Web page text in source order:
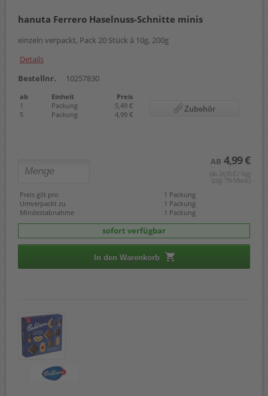
hanuta Ferrero Haselnuss-Schnitte minis
einzeln verpackt, Pack 20 Stück à 10g, 200g
Details
Bestellnr.
10257830
ab Einheit
Preis
1
Packung
5,49 €
5
Packung 4,99 €
Zubehör
AB 4,99 €
(ab 24,95 € / 1kg)
(zzgl. 7% Mwst.)
Preis gilt pro
1 Packung
Umverpackt zu
1 Packung
Mindestabnahme
1 Packung
sofort verfügbar
In den Warenkorb